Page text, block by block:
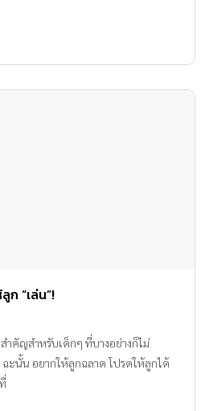
โฟน เด็กๆ ก็จะได้เห็นการ์ตูนตัว
งามในรูปแบบสามมิติสามารถ
ก “เล่น”!
คัญสำหรับเด็กๆ ที่บางอย่างก็ไม่
ฉะนั้น อยากให้ลูกฉลาด โปรดให้ลูกได้